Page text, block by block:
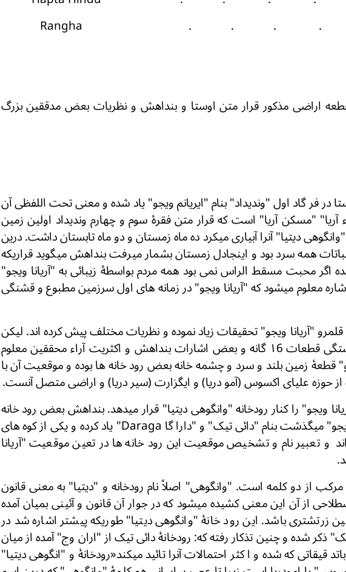
اراضی مذکور قرار متن اوستا و بنداهش و نظریات بعض مدققین بزرگ
در فر گاد اول "وندیداد" بنام "ایریانم ویجو" یاد شده و معنی تحت اللفظی آن
آریا" "مسکن آریا" است که قرار متن فقرۀ سوم و چهارم وندیداد اولین زمین
"وانگوهی دیتیا" آنرا آبیاری میکرد ده ماه زمستان و دو ماه تابستان داشت. درین
همه سرد بود و اینجادل زمستان بشمار میرفت بنداهش میگوید قراریکه
محبت مسقط الراس نمی بود همه مردم بواسطۀ زیبائی به "آریانا ویجو"
معلوم میشود که "آریانا ویجو" در زمانه های اول سرزمین مطبوع و قشنگی
"آریانا ویجو" تحقیقات زیاد نموده و نظریات مختلف پیش کرده اند. لیکن
از روی ترتیب و پیوستگی قطعات ۱6 گانه و بعض اشارات بنداهش و اکثریت آراء محققین معلوم
قطعۀ زمین بلند و سرد و چشمه خانه بعض رود خانه ها بوده و موقعیت آن با
از حوزه علیای اکسوس (آمو دریا) و ایگزارت (سیر دریا) و اراضی متصل آنست.
ویجو" را کنار رودخانه "وانگوهی دیتیا" قرار میدهد. بنداهش بعض رود خانه
هائی را که از "آریانا ویجو" میگذشت بنام "دائى تیک" و "دارا گا Daraga" یاد کرده و یکی از کوه های
و تعبیر نام و تشخیص موقعیت این رود خانه ها در تعین موقعیت "آریانا
از دو کلمه است. "وانگوهی" اصلاً نام رودخانه و "دیتیا" به معنی قانون
از آن این معنی کشیده میشود که در جوار آن قانون و آئینی بمیان آمده
زرتشتری باشد. این رود خانۀ "وانگوهی دیتیا" طوریکه پیشتر اشاره شد در
ذکر شده و چنین تذکار رفته که: رودخانۀ دائى تیک از "اران وج" آمده از میان
قیقاتی که شده و ا کثر احتمالات آنرا تائید میکند«رودخانۀ و "انگوهی دیتیا"